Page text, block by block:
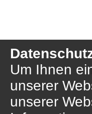
Um Ihnen
unserer
unserer